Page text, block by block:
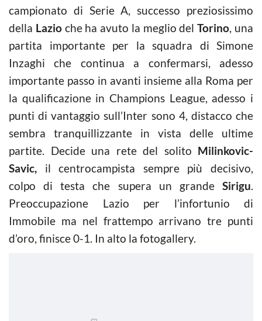
campionato di Serie A, successo preziosissimo
della Lazioche ha avuto la meglio delTorino, una
partita importante per la squadra di Simone
Inzaghi che continua a confermarsi, adesso
importante passo in avanti insieme alla Roma per
la qualificazione in Champions League, adesso i
punti di vantaggio sull’Inter sono 4, distacco che
sembra tranquillizzante in vista delle ultime
partite. Decide una rete del solito Milinkovic-
Savic, il centrocampista sempre più decisivo,
colpo di testa che supera un grande Sirigu.
Preoccupazione Lazio per l’infortunio di
Immobile ma nel frattempo arrivano tre punti
d’oro, finisce 0-1. In alto la fotogallery.